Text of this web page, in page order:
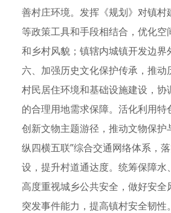
善村庄环境。发挥《规划》对镇
等政策工具和手段相结合，优化
和乡村风貌；镇辖内城镇开发边
六、加强历史文化保护传承，推
村民居住环境和基础设施建设，
的合理用地需求保障。活化利用
创新文物主题游径，推动文物保
纵四横五联”综合交通网络体系，
设，提升村道通达度。统筹保障
高度重视城乡公共安全，做好安
突发事件能力，提高镇村安全韧